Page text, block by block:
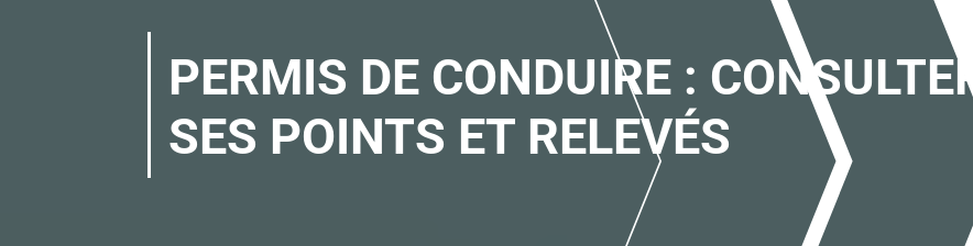
PERMIS DE CONDUIRE : CONSULTER
SES POINTS ET RELEVÉS